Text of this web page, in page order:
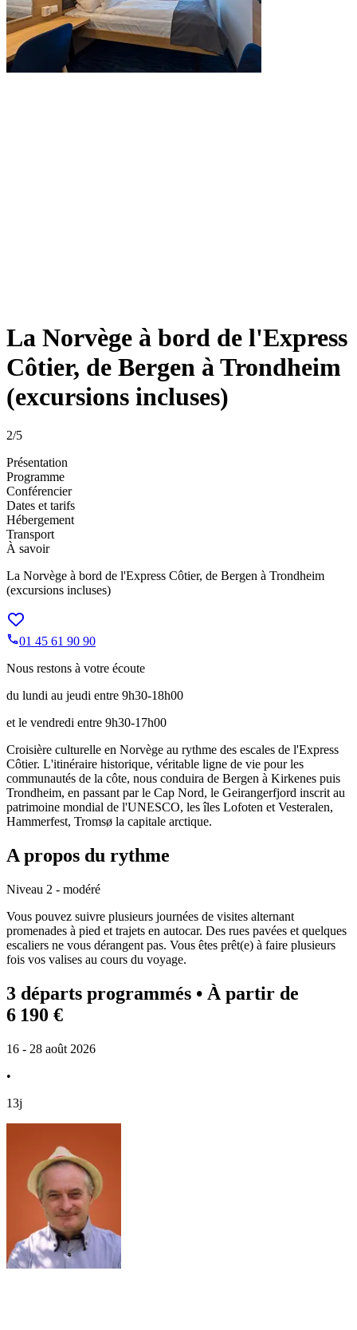
La Norvège à bord de l'Express
Côtier, de Bergen à Trondheim
(excursions incluses)
2/5
Présentation
Programme
Conférencier
Dates et tarifs
Hébergement
Transport
À savoir
La Norvège à bord de l'Express Côtier, de Bergen à Trondheim
(excursions incluses)
01 45 61 90 90
Nous restons à votre écoute
du lundi au jeudi entre 9h30-18h00
et le vendredi entre 9h30-17h00
Croisière culturelle en Norvège au rythme des escales de l'Express
Côtier. L'itinéraire historique, véritable ligne de vie pour les
communautés de la côte, nous conduira de Bergen à Kirkenes puis
Trondheim, en passant par le Cap Nord, le Geirangerfjord inscrit au
patrimoine mondial de l'UNESCO, les îles Lofoten et Vesteralen,
Hammerfest, Tromsø la capitale arctique.
A propos du rythme
Niveau 2 - modéré
Vous pouvez suivre plusieurs journées de visites alternant
promenades à pied et trajets en autocar. Des rues pavées et quelques
escaliers ne vous dérangent pas. Vous êtes prêt(e) à faire plusieurs
fois vos valises au cours du voyage.
3 départs programmés • À partir de
6 190 €
16 - 28 août 2026
•
13j